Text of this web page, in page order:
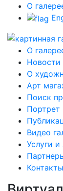
О
О
Новости
О
Арт
Поиск
Портрет
Видео
Услуги
Контакты